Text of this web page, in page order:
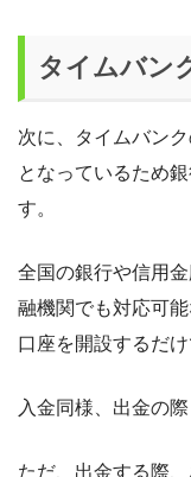
タイムバン
次に、タイムバン
となっているため
す。
全国の銀行や信用
融機関でも対応可
口座を開設するだけ
入金同様、出金の
ただ、出金する際